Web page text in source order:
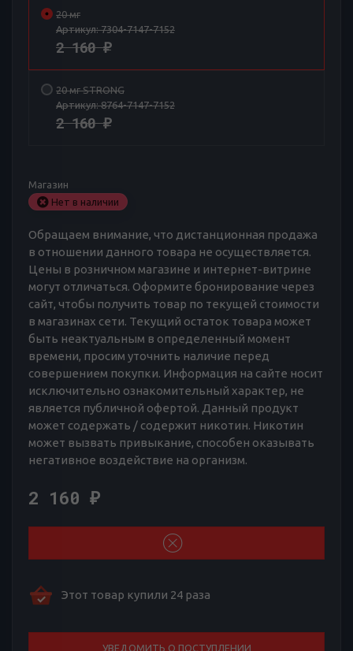
20 мг
Артикул:7304-7147-7152
2 160₽
20 мг STRONG
Артикул:8764-7147-7152
2 160₽
Магазин
Нет в наличии
Обращаем внимание, что дистанционная продажа
в отношении данного товара не осуществляется.
Цены в розничном магазине и интернет-витрине
могут отличаться. Оформите бронирование через
сайт, чтобы получить товар по текущей стоимости
в магазинах сети. Текущий остаток товара может
быть неактуальным в определенный момент
времени, просим уточнить наличие перед
совершением покупки. Информация на сайте носит
исключительно ознакомительный характер, не
является публичной офертой. Данный продукт
может содержать / содержит никотин. Никотин
может вызвать привыкание, способен оказывать
негативное воздействие на организм.
2 160 ₽
Этот товар купили 24 раза
УВЕДОМИТЬ О ПОСТУПЛЕНИИ